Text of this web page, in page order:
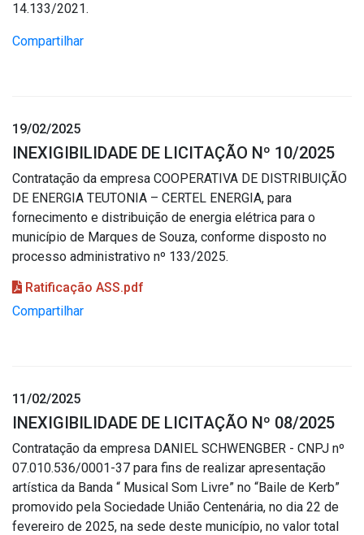
14.133/2021.
Compartilhar
19/02/2025
INEXIGIBILIDADE DE LICITAÇÃO Nº 10/2025
Contratação da empresa COOPERATIVA DE DISTRIBUIÇÃO
DE ENERGIA TEUTONIA – CERTEL ENERGIA, para
fornecimento e distribuição de energia elétrica para o
município de Marques de Souza, conforme disposto no
processo administrativo nº 133/2025.
Ratificação ASS.pdf
Compartilhar
11/02/2025
INEXIGIBILIDADE DE LICITAÇÃO Nº 08/2025
Contratação da empresa DANIEL SCHWENGBER - CNPJ nº
07.010.536/0001-37 para fins de realizar apresentação
artística da Banda “ Musical Som Livre” no “Baile de Kerb”
promovido pela Sociedade União Centenária, no dia 22 de
fevereiro de 2025, na sede deste município, no valor total